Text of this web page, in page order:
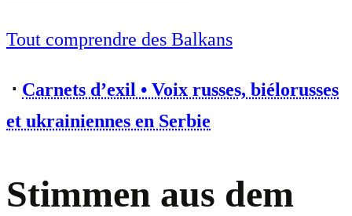
Tout comprendre des Balkans
⋅ Carnets d’exil • Voix russes, biélorusses
et ukrainiennes en Serbie
Stimmen aus dem